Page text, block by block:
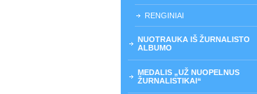
RENGINIAI
NUOTRAUKA IŠ ŽURNALISTO
ALBUMO
MEDALIS „UŽ NUOPELNUS
ŽURNALISTIKAI“